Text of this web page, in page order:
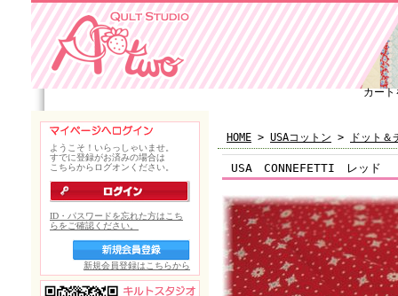
カート
HOME > USAコットン > ドット＆
USA CONNEFETTI レッド